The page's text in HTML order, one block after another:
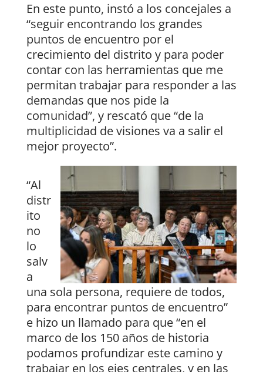
En este punto, instó a los concejales a
“seguir encontrando los grandes
puntos de encuentro por el
crecimiento del distrito y para poder
contar con las herramientas que me
permitan trabajar para responder a las
demandas que nos pide la
comunidad”, y rescató que “de la
multiplicidad de visiones va a salir el
mejor proyecto”.
“Al
distr
ito
no
lo
salv
a
una sola persona, requiere de todos,
para encontrar puntos de encuentro”
e hizo un llamado para que “en el
marco de los 150 años de historia
podamos profundizar este camino y
trabajar en los ejes centrales, y en las